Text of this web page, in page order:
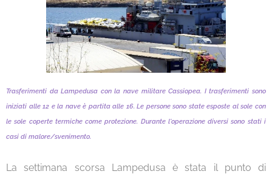
Trasferimenti da Lampedusa con la nave militare Cassiopea. I trasferimenti sono
iniziati alle 12 e la nave è partita alle 16. Le persone sono state esposte al sole con
le sole coperte termiche come protezione. Durante l'operazione diversi sono stati i
casi di malore/svenimento.
La settimana scorsa Lampedusa è stata il punto di